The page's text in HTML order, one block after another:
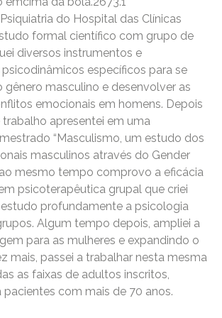
do Hospital das Clínicas
formal científico com grupo de
diversos instrumentos e
específicos para se
gênero masculino e desenvolver as
emocionais em homens. Depois
trabalho apresentei em uma
“Masculismo, um estudo dos
masculinos através do Gender
mesmo tempo comprovo a eficácia
psicoterapêutica grupal que criei
estudo profundamente a psicologia
Algum tempo depois, ampliei a
para as mulheres e expandindo o
mais, passei a trabalhar nesta mesma
as faixas de adultos inscritos,
com mais de 70 anos.